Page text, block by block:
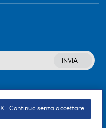
INVIA
X   Continua senza accettare